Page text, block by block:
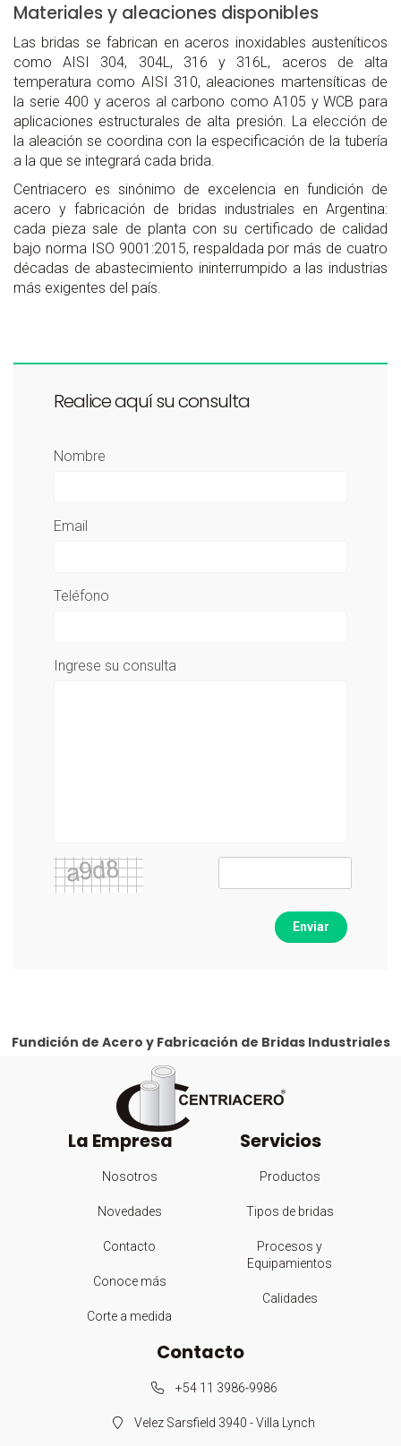
Materiales y aleaciones disponibles
Las bridas se fabrican en aceros inoxidables austeníticos
como AISI 304, 304L, 316 y 316L, aceros de alta
temperatura como AISI 310, aleaciones martensíticas de
la serie 400 y aceros al carbono como A105 y WCB para
aplicaciones estructurales de alta presión. La elección de
la aleación se coordina con la especificación de la tubería
a la que se integrará cada brida.
Centriacero es sinónimo de excelencia en fundición de
acero y fabricación de bridas industriales en Argentina:
cada pieza sale de planta con su certificado de calidad
bajo norma ISO 9001:2015, respaldada por más de cuatro
décadas de abastecimiento ininterrumpido a las industrias
más exigentes del país.
Realice aquí su consulta
Nombre
Email
Teléfono
Ingrese su consulta
Enviar
Fundición de Acero y Fabricación de Bridas Industriales
La Empresa
Nosotros
Novedades
Contacto
Conoce más
Corte a medida
Servicios
Productos
Tipos de bridas
Procesos y
Equipamientos
Calidades
Contacto
+54 11 3986-9986
Velez Sarsfield 3940 - Villa Lynch